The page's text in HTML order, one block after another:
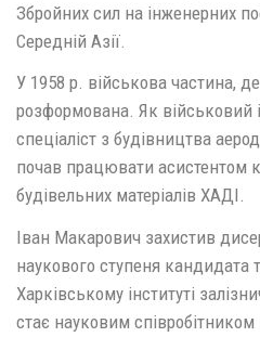
Збройних сил на інженерних
Середній Азії.
У 1958 р. військова частина,
розформована. Як військовий
спеціаліст з будівництва
почав працювати асистентом
будівельних матеріалів ХАДІ.
Іван Макарович захистив
наукового ступеня кандидата
Харківському інституті
стає науковим